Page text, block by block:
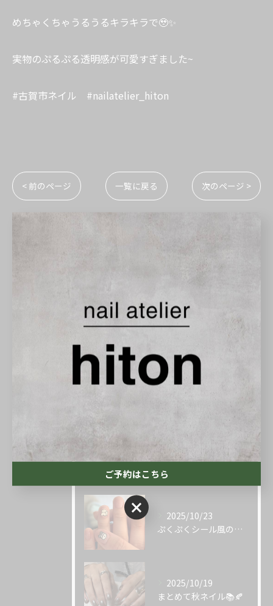
めちゃくちゃうるうるキラキラで🥹✨
実物のぷるぷる透明感が可愛すぎました~
#古賀市ネイル #nailatelier_hiton
< 前のページ 一覧に戻る 次のページ >
ニュアンスネイル
マグネットネイル
ショートネイル
個性派ネイル
巻き爪ケア
Recent
Posts
2025/10/23
ぷくぷくシール風のネイル💭
2025/10/19
まとめて秋ネイル📚🍂
ご予約はこちら
ご予約はこちら